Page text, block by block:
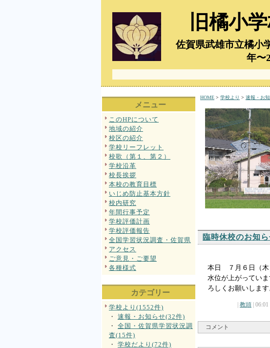
旧橘小
佐賀県武雄市立橘
年〜
メニュー
このHPについて
地域の紹介
校区の紹介
学校リーフレット
校歌（第１、第２）
学校沿革
校長挨拶
本校の教育目標
いじめ防止基本方針
校内研究
年間行事予定
学校評価計画
学校評価報告
全国学習状況調査・佐賀県
アクセス
ご意見・ご要望
各種様式
カテゴリー
学校より(1552件)
・ 速報・お知らせ(32件)
・ 全国・佐賀県学習状況調
査(15件)
・ 学校だより(72件)
HOME > 学校より > 速報・お
臨時休校のお知
本日 ７月６日（
水位が上がってい
ろしくお願いします
教頭 | 06:01 |
コメント